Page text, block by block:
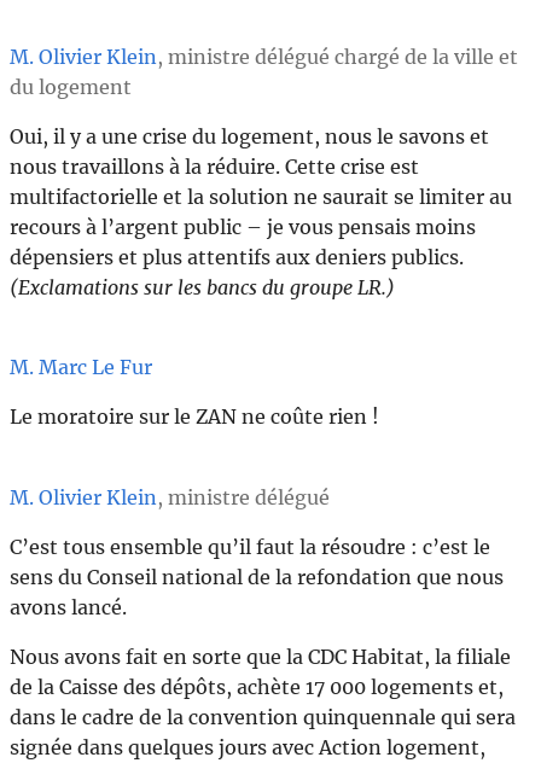
M. Olivier Klein , ministre délégué chargé de la ville et
du logement
Oui, il y a une crise du logement, nous le savons et
nous travaillons à la réduire. Cette crise est
multifactorielle et la solution ne saurait se limiter au
recours à l’argent public – je vous pensais moins
dépensiers et plus attentifs aux deniers publics.
(Exclamations sur les bancs du groupe LR.)
M. Marc Le Fur
Le moratoire sur le ZAN ne coûte rien !
M. Olivier Klein , ministre délégué
C’est tous ensemble qu’il faut la résoudre : c’est le
sens du Conseil national de la refondation que nous
avons lancé.
Nous avons fait en sorte que la CDC Habitat, la filiale
de la Caisse des dépôts, achète 17 000 logements et,
dans le cadre de la convention quinquennale qui sera
signée dans quelques jours avec Action logement,